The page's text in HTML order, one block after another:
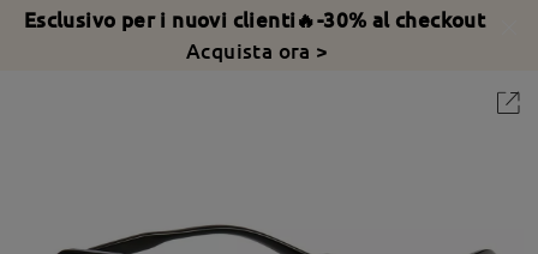
Esclusivo per i nuovi clienti🔥-30% al checkout
Acquista ora >